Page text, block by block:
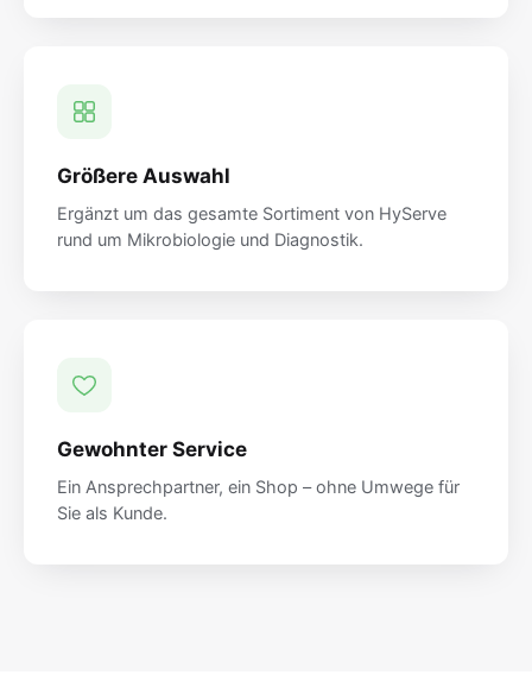
Größere Auswahl
Ergänzt um das gesamte Sortiment von HyServe
rund um Mikrobiologie und Diagnostik.
Gewohnter Service
Ein Ansprechpartner, ein Shop – ohne Umwege für
Sie als Kunde.